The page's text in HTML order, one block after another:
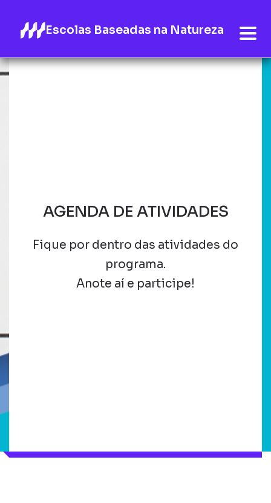
Escolas Baseadas na Natureza
AGENDA DE ATIVIDADES
Fique por dentro das atividades do
programa.
Anote aí e participe!